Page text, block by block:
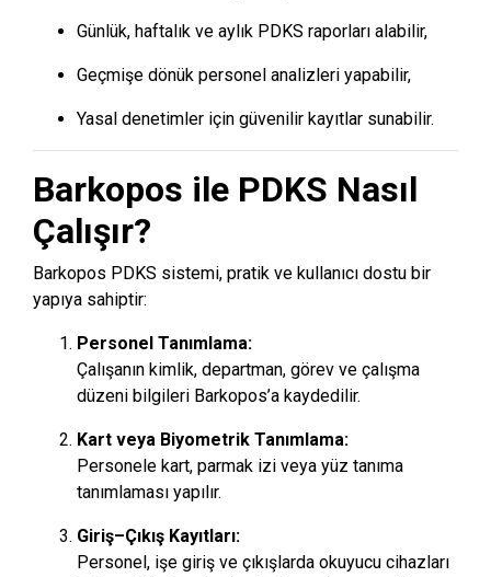
Günlük, haftalık ve aylık PDKS raporları alabilir,
Geçmişe dönük personel analizleri yapabilir,
Yasal denetimler için güvenilir kayıtlar sunabilir.
Barkopos ile PDKS Nasıl
Çalışır?
Barkopos PDKS sistemi, pratik ve kullanıcı dostu bir
yapıya sahiptir:
Personel Tanımlama:
Çalışanın kimlik, departman, görev ve çalışma
düzeni bilgileri Barkopos’a kaydedilir.
Kart veya Biyometrik Tanımlama:
Personele kart, parmak izi veya yüz tanıma
tanımlaması yapılır.
Giriş–Çıkış Kayıtları:
Personel, işe giriş ve çıkışlarda okuyucu cihazları